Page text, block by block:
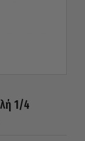
1/4